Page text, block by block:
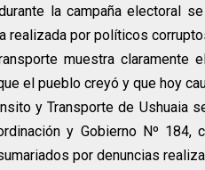
la campaña electoral
realizada por políticos
muestra claramente
el pueblo creyó y que hoy
y Transporte de Ushuaia
y Gobierno Nº
por denuncias